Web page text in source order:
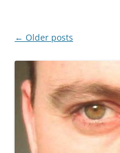
Post
← Older posts